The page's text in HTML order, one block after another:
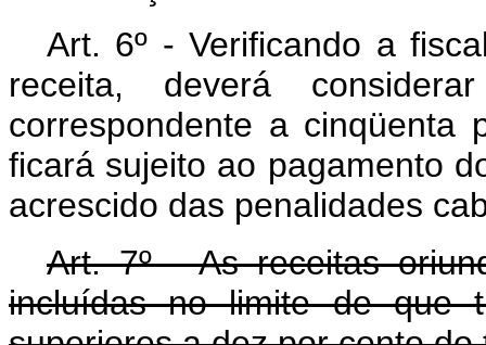
Art. 6º - Verificando a
receita, deverá
correspondente a cinqüenta
ficará sujeito ao pagamento
acrescido das penalidades
Art. 7º - As receitas
incluídas no limite de que